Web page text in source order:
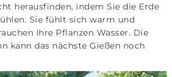
herausfinden, indem Sie die Erde
Sie fühlt sich warm und
Ihre Pflanzen Wasser. Die
kann das nächste Gießen noch